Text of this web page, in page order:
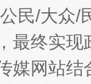
民/大众
最终实
媒网站